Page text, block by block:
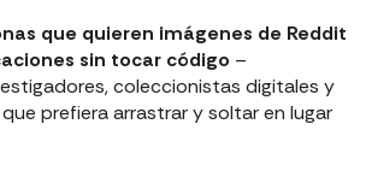
que quieren imágenes de Reddit
sin tocar código –
coleccionistas digitales y
prefiera arrastrar y soltar en lugar